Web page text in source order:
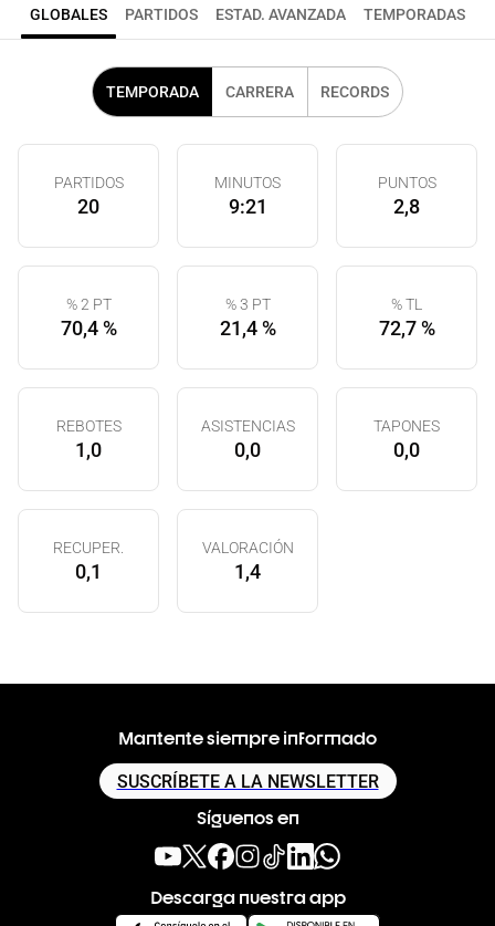
GLOBALES PARTIDOS ESTAD. AVANZADA TEMPORADAS
TEMPORADA CARRERA RECORDS
PARTIDOS
20
MINUTOS
9:21
PUNTOS
2,8
% 2 PT
70,4 %
% 3 PT
21,4 %
% TL
72,7 %
REBOTES
1,0
ASISTENCIAS
0,0
TAPONES
0,0
RECUPER.
0,1
VALORACIÓN
1,4
Mantente siempre informado
SUSCRÍBETE A LA NEWSLETTER
Síguenos en
Descarga nuestra app